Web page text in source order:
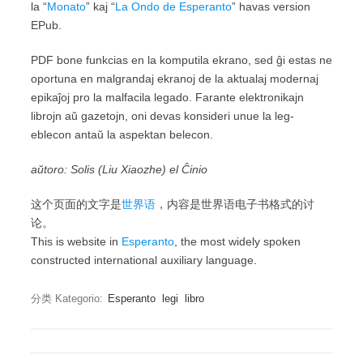
la “Monato” kaj “La Ondo de Esperanto” havas version
EPub.
PDF bone funkcias en la komputila ekrano, sed ĝi estas ne
oportuna en malgrandaj ekranoj de la aktualaj modernaj
epikaĵoj pro la malfacila legado. Farante elektronikajn
librojn aŭ gazetojn, oni devas konsideri unue la leg-
eblecon antaŭ la aspektan belecon.
aŭtoro: Solis (Liu Xiaozhe) el Ĉinio
这个页面的文字是世界语 ，内容是世界语电子书格式的讨
论。
This is website in Esperanto , the most widely spoken
constructed international auxiliary language.
分类 Kategorio: Esperanto legi libro